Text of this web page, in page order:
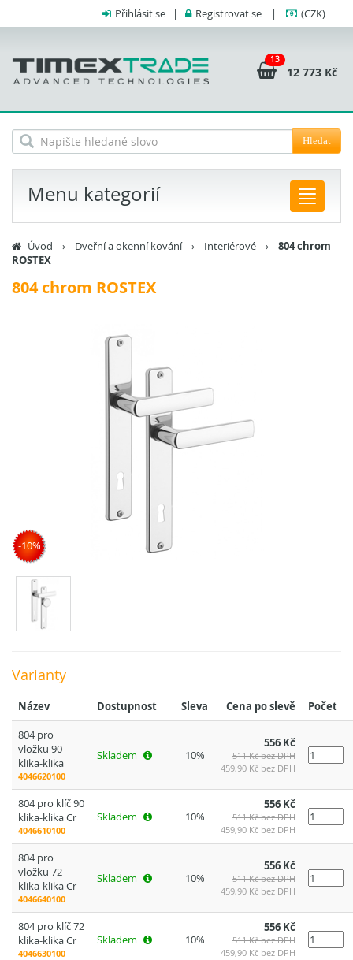
Přihlásit se | Registrovat se | (CZK)
13
12 773 Kč
Hledat
Menu kategorií
Úvod › Dveřní a okenní kování› Interiérové › 804 chrom
ROSTEX
804 chrom ROSTEX
-10%
Varianty
Název Dostupnost Sleva Cena po slevě
Počet
804 pro
vložku 90
klika-klika
4046620100
Skladem 10%
556 Kč
511 Kč bez DPH
459,90 Kč bez DPH
804 pro klíč 90
klika-klika Cr
4046610100
Skladem 10%
556 Kč
511 Kč bez DPH
459,90 Kč bez DPH
804 pro
vložku 72
klika-klika Cr
4046640100
Skladem 10%
556 Kč
511 Kč bez DPH
459,90 Kč bez DPH
804 pro klíč 72
klika-klika Cr
4046630100
Skladem 10%
556 Kč
511 Kč bez DPH
459,90 Kč bez DPH